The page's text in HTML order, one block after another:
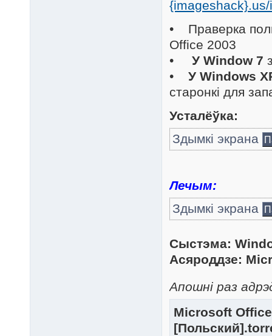
• Праверка
Office 2003
• У Window 7
• У Windows
старонкі для
Усталёўка:
Здымкі экрана
Лечым:
Здымкі экрана
Сыстэма:
Асяроддзе:
Апошні раз
Microsoft